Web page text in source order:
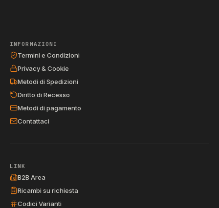
INFORMAZIONI
Termini e Condizioni
Privacy & Cookie
Metodi di Spedizioni
Diritto di Recesso
Metodi di pagamento
Contattaci
LINK
B2B Area
Ricambi su richiesta
Codici Varianti